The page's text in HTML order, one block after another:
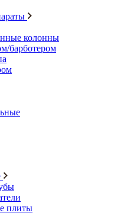
колонны
барботером
плиты